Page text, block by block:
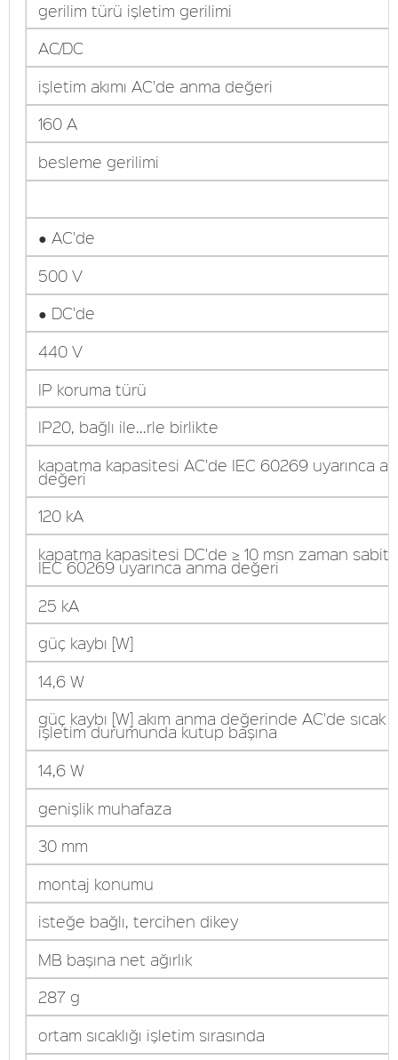
gerilim türü işletim gerilimi
AC/DC
işletim akımı AC'de anma değeri
160 A
besleme gerilimi
● AC'de
500 V
● DC'de
440 V
IP koruma türü
IP20, bağlı ile...rle birlikte
kapatma kapasitesi AC'de IEC 60269 uyarınca
değeri
120 kA
kapatma kapasitesi DC'de ≥ 10 msn zaman
IEC 60269 uyarınca anma değeri
25 kA
güç kaybı [W]
14,6 W
güç kaybı [W] akım anma değerinde AC'de sıcak
işletim durumunda kutup başına
14,6 W
genişlik muhafaza
30 mm
montaj konumu
isteğe bağlı, tercihen dikey
MB başına net ağırlık
287 g
ortam sıcaklığı işletim sırasında